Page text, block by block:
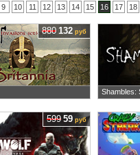
9 10 11 12 13 14 15 16 17 18
880 132 руб
Shambles:
599 59 руб